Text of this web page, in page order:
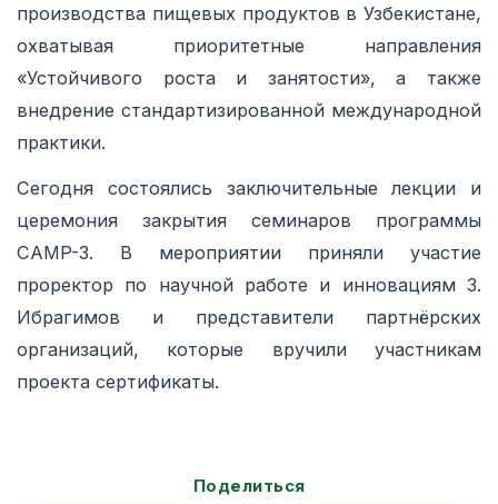
производства пищевых продуктов в Узбекистане,
охватывая приоритетные направления
«Устойчивого роста и занятости», а также
внедрение стандартизированной международной
практики.
Сегодня состоялись заключительные лекции и
церемония закрытия семинаров программы
CAMP-3. В мероприятии приняли участие
проректор по научной работе и инновациям З.
Ибрагимов и представители партнёрских
организаций, которые вручили участникам
проекта сертификаты.
Поделиться